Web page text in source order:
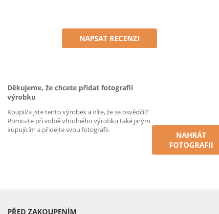
NAPSAT RECENZI
Děkujeme, že chcete přidat fotografii
výrobku
Koupil/a jste tento výrobek a víte, že se osvědčil?
Pomozte při volbě vhodného výrobku také jiným
kupujícím a přidejte svou fotografii.
NAHRÁT
FOTOGRAFII
PŘED ZAKOUPENÍM